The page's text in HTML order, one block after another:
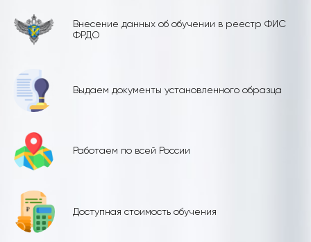
Внесение данных об обучении в реестр ФИС
ФРДО
Выдаем документы установленного образца
Работаем по всей России
Доступная стоимость обучения